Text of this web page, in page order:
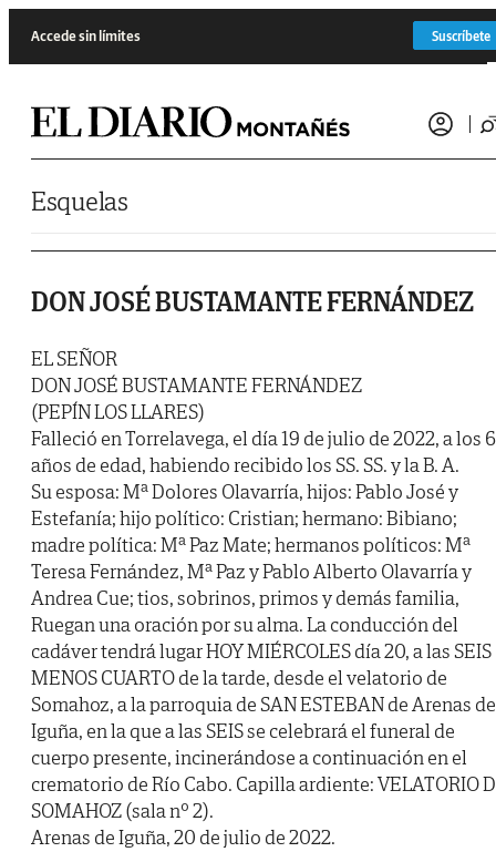
Accede sin límites Suscríbete
Esquelas
DON JOSÉ BUSTAMANTE FERNÁNDEZ
EL SEÑOR
DON JOSÉ BUSTAMANTE FERNÁNDEZ
(PEPÍN LOS LLARES)
Falleció en Torrelavega, el día 19 de julio de 2022, a los
años de edad, habiendo recibido los SS. SS. y la B. A.
Su esposa: Mª Dolores Olavarría, hijos: Pablo José y
Estefanía; hijo político: Cristian; hermano: Bibiano;
madre política: Mª Paz Mate; hermanos políticos: Mª
Teresa Fernández, Mª Paz y Pablo Alberto Olavarría y
Andrea Cue; tios, sobrinos, primos y demás familia,
Ruegan una oración por su alma. La conducción del
cadáver tendrá lugar HOY MIÉRCOLES día 20, a las SEIS
MENOS CUARTO de la tarde, desde el velatorio de
Somahoz, a la parroquia de SAN ESTEBAN de Arenas de
Iguña, en la que a las SEIS se celebrará el funeral de
cuerpo presente, incinerándose a continuación en el
crematorio de Río Cabo. Capilla ardiente: VELATORIO
SOMAHOZ (sala nº 2).
Arenas de Iguña, 20 de julio de 2022.